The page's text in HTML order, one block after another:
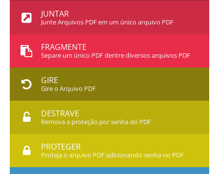
JUNTAR
Junte Arquivos PDF em um único arquivo PDF
FRAGMENTE
Separe um único PDF dentre diversos arquivos PDF
GIRE
Gire o Arquivo PDF
DESTRAVE
Remova a proteção por senha do PDF
PROTEGER
Proteja o arquivo PDF adicionando senha no PDF